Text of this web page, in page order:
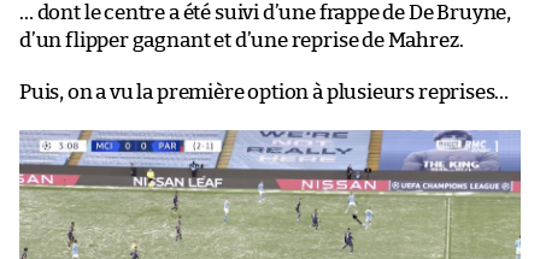
… dont le centre a été suivi d’une frappe de De Bruyne,
d’un flipper gagnant et d’une reprise de Mahrez.
Puis, on a vu la première option à plusieurs reprises…